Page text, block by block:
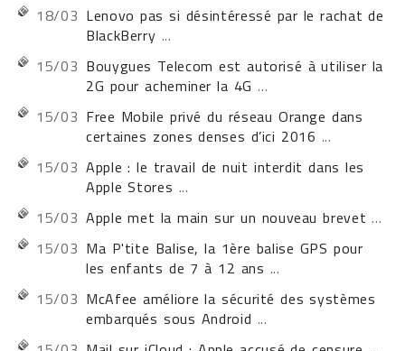
18/03 Lenovo pas si désintéressé par le rachat de
BlackBerry ...
15/03 Bouygues Telecom est autorisé à utiliser la
2G pour acheminer la 4G...
15/03 Free Mobile privé du réseau Orange dans
certaines zones denses d’ici 2016 ...
15/03 Apple : le travail de nuit interdit dans les
Apple Stores ...
15/03 Apple met la main sur un nouveau brevet ...
15/03 Ma P'tite Balise, la 1ère balise GPS pour
les enfants de 7 à 12 ans ...
15/03 McAfee améliore la sécurité des systèmes
embarqués sous Android ...